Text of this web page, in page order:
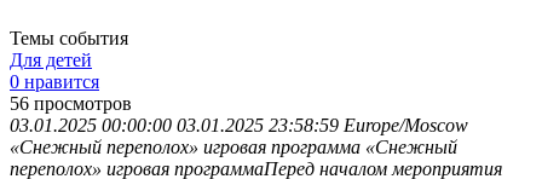
Темы события
Для детей
0 нравится
56 просмотров
03.01.2025 00:00:00 03.01.2025 23:58:59 Europe/Moscow
«Снежный переполох» игровая программа «Снежный
переполох» игровая программаПеред началом мероприятия